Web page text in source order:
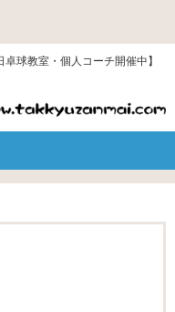
教室・個人コーチ開催中】